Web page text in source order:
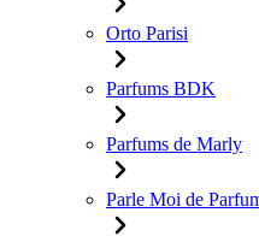
Orto Parisi
Parfums BDK
Parfums de Marly
Parle Moi de